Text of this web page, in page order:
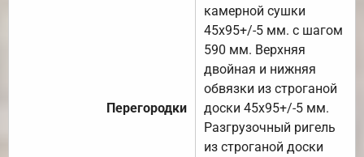
Перегородки
камерной сушки
45х95+/-5 мм. с шагом
590 мм. Верхняя
двойная и нижняя
обвязки из строганой
доски 45х95+/-5 мм.
Разгрузочный ригель
из строганой доски